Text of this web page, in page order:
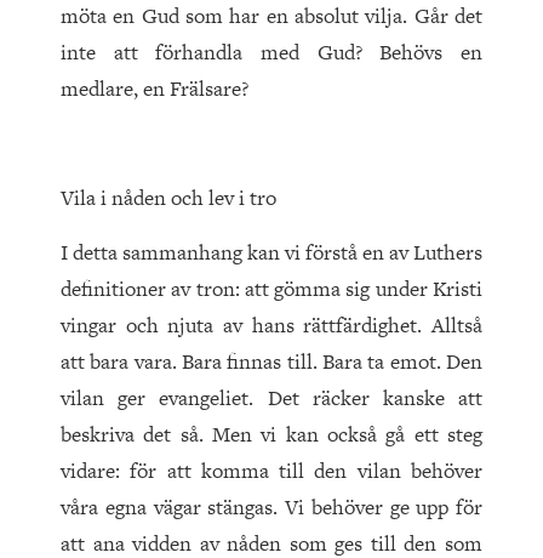
möta en Gud som har en absolut vilja. Går det
inte att förhandla med Gud? Behövs en
medlare, en Frälsare?
Vila i nåden och lev i tro
I detta sammanhang kan vi förstå en av Luthers
definitioner av tron: att gömma sig under Kristi
vingar och njuta av hans rättfärdighet. Alltså
att bara vara. Bara finnas till. Bara ta emot. Den
vilan ger evangeliet. Det räcker kanske att
beskriva det så. Men vi kan också gå ett steg
vidare: för att komma till den vilan behöver
våra egna vägar stängas. Vi behöver ge upp för
att ana vidden av nåden som ges till den som